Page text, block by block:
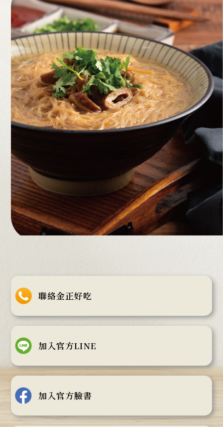
聯絡金正好吃
加入官方LINE
加入官方臉書